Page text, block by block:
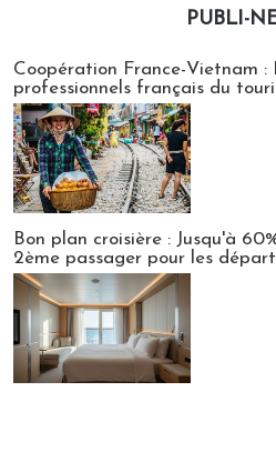
PUBLI-
Coopération France-Vietnam :
professionnels français du
Bon plan croisière : Jusqu'à
2ème passager pour les